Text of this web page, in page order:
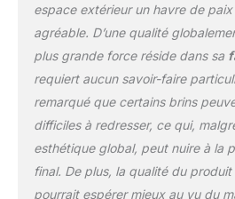
plus ou
et
votre
simple
vous
surplus.
fournir
de pose
obtenir
espace extérieur un havre de
agréable. D’une qualité
plus grande force réside dans sa
requiert aucun savoir-faire
remarqué que certains brins
difficiles à redresser, ce qui,
esthétique global, peut nuire à la
final. De plus, la qualité du
pourrait espérer mieux au vu du